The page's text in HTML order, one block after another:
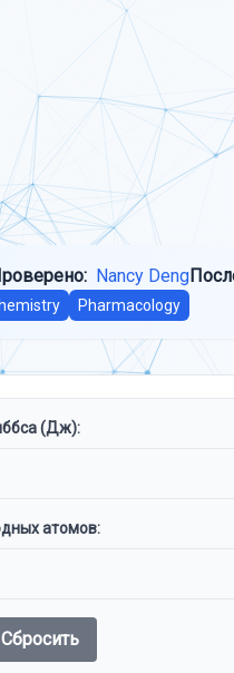
Nancy Deng
Pharmacology
(Дж):
атомов:
Сбросить